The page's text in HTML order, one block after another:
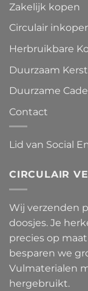
Zakelijk kopen
Circulair
Herbruikbare
Duurzaam
Duurzame
Contact
Lid van Social
CIRCULAIR
Wij verzenden
doosjes. Je
precies op
besparen we
Vulmaterialen
hergebruikt.